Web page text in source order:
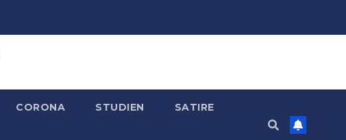
CORONA STUDIEN SATIRE